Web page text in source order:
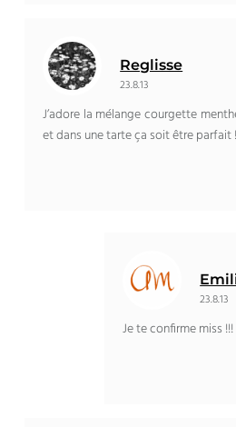
Reglisse
23.8.13
J’adore la mélange courgette
et dans une tarte ça soit être parfait !
23.8.13
Je te confirme miss !!!